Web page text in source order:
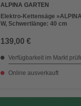
ALPINA GARTEN
Elektro-Kettensäge
W, Schwertlänge: 40 cm
139,00 €
Verfügbarkeit im Markt
Online ausverkauft